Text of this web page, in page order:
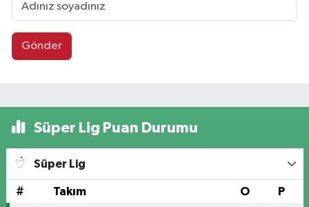
Gönder
Süper Lig Puan Durumu
Süper Lig
# Takım O P